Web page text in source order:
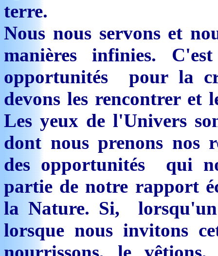
terre.
Nous nous servons et
manières infinies.
opportunités pour la
devons les rencontrer et
Les yeux de l'Univers
dont nous prenons nos
des opportunités qui
partie de notre rapport
la Nature. Si,
lorsque nous invitons